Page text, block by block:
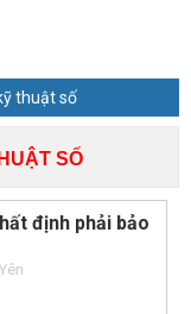
thuật số
SỐ
định phải bảo